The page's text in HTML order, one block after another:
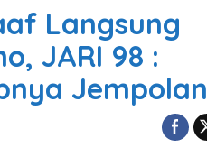
Langsung
JARI 98 :
Jempolan